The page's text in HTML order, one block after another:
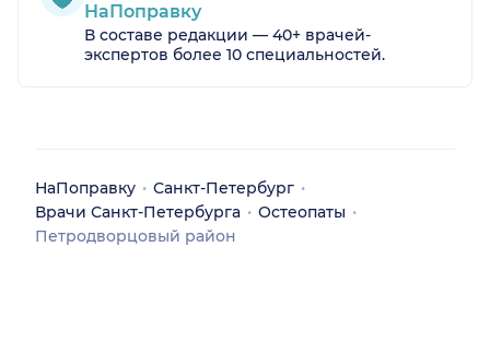
НаПоправку
В составе редакции — 40+ врачей-
экспертов более 10 специальностей.
НаПоправку
Санкт-Петербург
Врачи Санкт-Петербурга
Остеопаты
Петродворцовый район